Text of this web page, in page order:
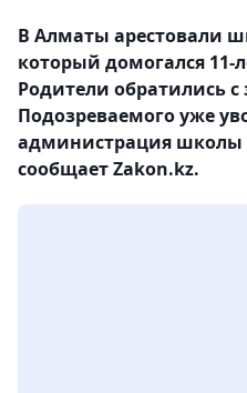
В Алматы арестовали
который домогался 11-
Родители обратились
Подозреваемого уже
администрация школы
сообщает Zakon.kz.